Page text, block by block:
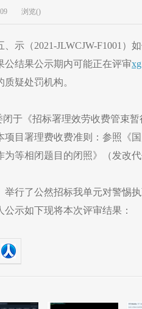
浏览()
（2021-JLWCJW-F1001）
公结果公示期内可能正在评审
疑处罚机构。
《招标署理效劳收费管束暂
项目署理费收费准则：参照《
等相闭题目的闭照》（发改
行了公然招标我单元对警惕
公示如下现将本次评审结果：